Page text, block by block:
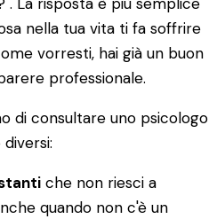
La risposta è più semplice
nella tua vita ti fa soffrire
vorresti, hai già un buon
professionale.
di consultare uno psicologo
che non riesci a
quando non c'è un